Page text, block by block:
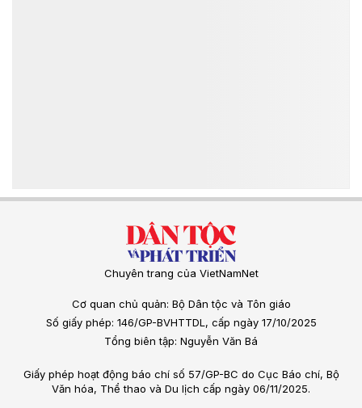
Chuyên trang của VietNamNet
Cơ quan chủ quản: Bộ Dân tộc và Tôn giáo
Số giấy phép: 146/GP-BVHTTDL, cấp ngày 17/10/2025
Tổng biên tập: Nguyễn Văn Bá
Giấy phép hoạt động báo chí số 57/GP-BC do Cục Báo chí, Bộ
Văn hóa, Thể thao và Du lịch cấp ngày 06/11/2025.